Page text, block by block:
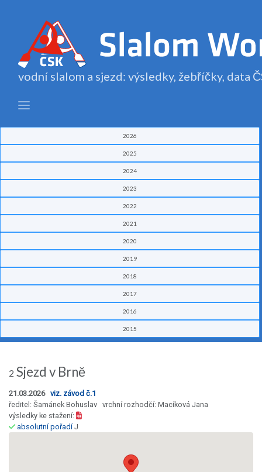
vodní slalom a sjezd: výsledky, žebříčky, data
2026
2025
2024
2023
2022
2021
2020
2019
2018
2017
2016
2015
2 Sjezd v Brně
21.03.2026 viz. závod č.1
ředitel: Šamánek Bohuslav vrchní rozhodčí: Macíková Jana
výsledky ke stažení:
absolutní pořadíJ